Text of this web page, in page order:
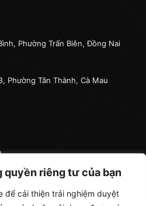
quyền riêng tư của bạn
để cải thiện trải nghiệm duyệt
Phường Trấn Biên, Đồng Nai
Phường Tân Thành, Cà Mau